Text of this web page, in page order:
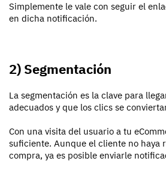
Simplemente le vale con seguir el
en dicha notificación.
2) Segmentación
La segmentación es la clave para
adecuados y que los clics se
Con una visita del usuario a tu
suficiente. Aunque el cliente no haya
compra, ya es posible enviarle